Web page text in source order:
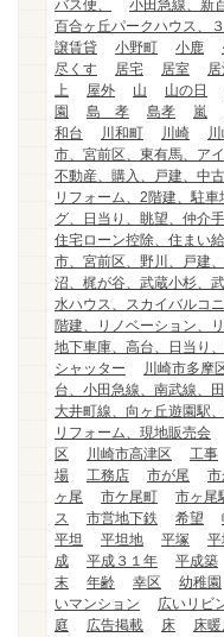
バス便、
小田急線、新
百合ヶ丘パークハウス、
譲賃貸
小野町 小鹿
尽くす
居宅 居室
上
屋外 山 山の日
園
島 孝 島孝 嵐
和台
川和町 川崎
市、宮前区、東有馬、アイ
不動産、購入、戸建、中
リフォーム、2階建、駐車
グ、日当り、眺望、仲介手
住宅ローン控除、住まい
市、宮前区、野川、戸建
沼、梶が谷、武蔵小杉、
水ハウス、スカイバルコ
階建、リノベーション、リ
地下車庫、高台、日当り
シャッター
川崎市多摩
台、小田急線、南武線、田
大井町線、向ヶ丘遊園駅、
リフォーム、現地販売会
区
川崎市高津区 工事
場
工務店 市が尾 市
ヶ尾
市ケ尾町 市ヶ尾
ス
市営地下鉄 希望
平坦
平坦地 平塚 平
成
平成３１年 平成築
末
年齢 幸区 幼稚園
いマンション
広いリビ
庭
広告掲載 床 床